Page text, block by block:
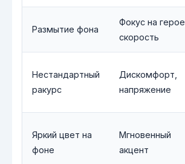
Размытие фона
Фокус на герое,
скорость
Нестандартный
ракурс
Дискомфорт,
напряжение
Яркий цвет на
фоне
Мгновенный
акцент